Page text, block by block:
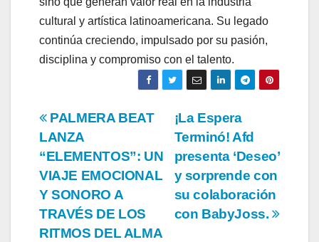
cultural y artística latinoamericana. Su legado
continúa creciendo, impulsado por su pasión,
disciplina y compromiso con el talento.
Navegación
de
entradas
¡La Espera
Terminó! Afd
presenta ‘Deseo’
y sorprende con
su colaboración
con BabyJoss.
PALMERA BEAT
LANZA
“ELEMENTOS”: UN
VIAJE EMOCIONAL
Y SONORO A
TRAVÉS DE LOS
RITMOS DEL ALMA